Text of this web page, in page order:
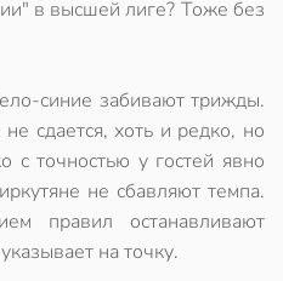
в высшей лиге? Тоже без
синие забивают трижды.
сдается, хоть и редко, но
с точностью у гостей явно
не сбавляют темпа.
правил останавливают
на точку.